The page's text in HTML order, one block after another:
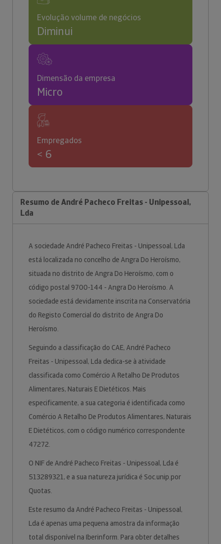
Evolução volume de negócios
Diminui
Dimensão da empresa
Micro
Empregados
< 6
Resumo de André Pacheco Freitas - Unipessoal,
Lda
A sociedade André Pacheco Freitas - Unipessoal, Lda
está localizada no concelho de Angra Do Heroísmo,
situada no distrito de Angra Do Heroísmo, com o
código postal 9700-144 - Angra Do Heroísmo. A
sociedade está devidamente inscrita na Conservatória
do Registo Comercial do distrito de Angra Do
Heroísmo.
Seguindo a classificação do CAE, André Pacheco
Freitas - Unipessoal, Lda dedica-se à atividade
classificada como Comércio A Retalho De Produtos
Alimentares, Naturais E Dietéticos. Mais
especificamente, a sua categoria é identificada como
Comércio A Retalho De Produtos Alimentares, Naturais
E Dietéticos, com o código numérico correspondente
47272.
O NIF de André Pacheco Freitas - Unipessoal, Lda é
513289321, e a sua natureza jurídica é Soc.unip.por
Quotas.
Este resumo da André Pacheco Freitas - Unipessoal,
Lda é apenas uma pequena amostra da informação
total disponível na Iberinform. Para obter detalhes